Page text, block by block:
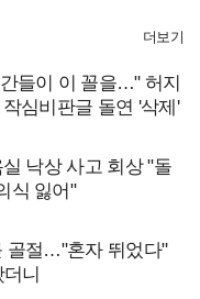
들이 이 꼴을…" 허지
심비판글 돌연 '삭제'
낙상 사고 회상 "돌
식 잃어"
골절…"혼자 뛰었다"
니
더보기